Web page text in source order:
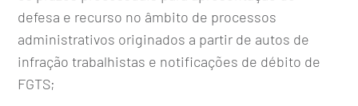
defesa e recurso no âmbito de processos
administrativos originados a partir de autos de
infração trabalhistas e notificações de débito de
FGTS;